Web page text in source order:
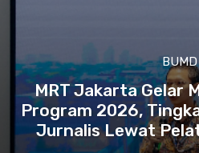
BUMD
MRT Jakarta Gelar
Program 2026,
Jurnalis Lewat